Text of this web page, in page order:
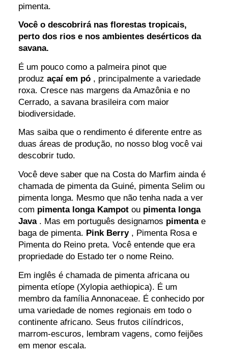
pimenta.
Você o descobrirá nas florestas tropicais,
perto dos rios e nos ambientes desérticos da
savana.
É um pouco como a palmeira pinot que
produzaçaí em pó , principalmente a variedade
roxa. Cresce nas margens da Amazônia e no
Cerrado, a savana brasileira com maior
biodiversidade.
Mas saiba que o rendimento é diferente entre as
duas áreas de produção, no nosso blog você vai
descobrir tudo.
Você deve saber que na Costa do Marfim ainda é
chamada de pimenta da Guiné, pimenta Selim ou
pimenta longa. Mesmo que não tenha nada a ver
com pimenta longa Kampot ou pimenta longa
Java. Mas em português designamos pimentae
baga de pimenta. Pink Berry, Pimenta Rosa e
Pimenta do Reino preta. Você entende que era
propriedade do Estado ter o nome Reino.
Em inglês é chamada de pimenta africana ou
pimenta etíope (Xylopia aethiopica). É um
membro da família Annonaceae. É conhecido por
uma variedade de nomes regionais em todo o
continente africano. Seus frutos cilíndricos,
marrom-escuros, lembram vagens, como feijões
em menor escala.